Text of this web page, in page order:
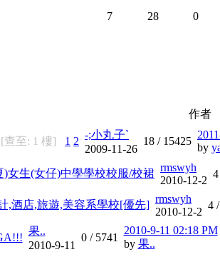
7 28 0
作者
[查至: 1 樓] 1 2
-;小丸子`
2009-11-26
18 / 15425
by
生(女仔)中學學校校服/校裙 rmswyh
2010-12-2
酒店,旅遊,美容系學校[優先] rmswyh
2010-12-2
4 /
果..
2010-9-11
0 / 5741
2010-9-11 02:18 PM
by 果..